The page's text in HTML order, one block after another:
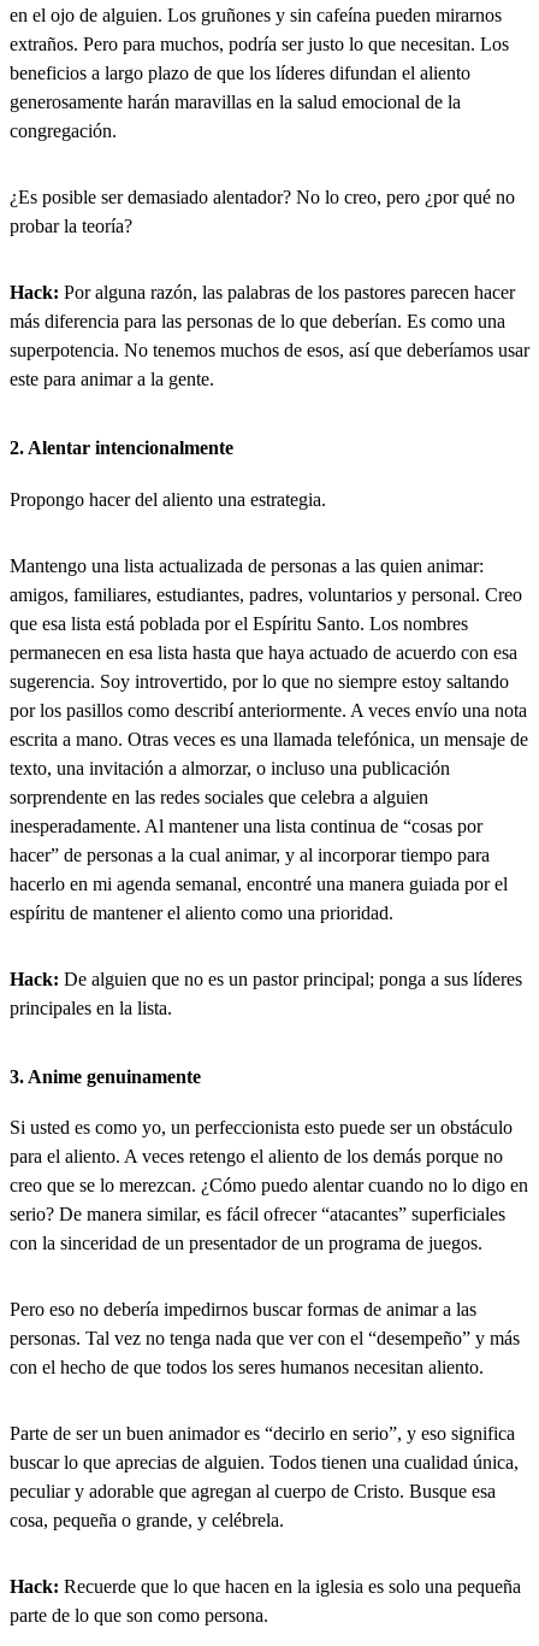
en el ojo de alguien. Los gruñones y sin cafeína pueden mirarnos
extraños. Pero para muchos, podría ser justo lo que necesitan. Los
beneficios a largo plazo de que los líderes difundan el aliento
generosamente harán maravillas en la salud emocional de la
congregación.
¿Es posible ser demasiado alentador? No lo creo, pero ¿por qué no
probar la teoría?
Hack: Por alguna razón, las palabras de los pastores parecen hacer
más diferencia para las personas de lo que deberían. Es como una
superpotencia. No tenemos muchos de esos, así que deberíamos usar
este para animar a la gente.
2. Alentar intencionalmente
Propongo hacer del aliento una estrategia.
Mantengo una lista actualizada de personas a las quien animar:
amigos, familiares, estudiantes, padres, voluntarios y personal. Creo
que esa lista está poblada por el Espíritu Santo. Los nombres
permanecen en esa lista hasta que haya actuado de acuerdo con esa
sugerencia. Soy introvertido, por lo que no siempre estoy saltando
por los pasillos como describí anteriormente. A veces envío una nota
escrita a mano. Otras veces es una llamada telefónica, un mensaje de
texto, una invitación a almorzar, o incluso una publicación
sorprendente en las redes sociales que celebra a alguien
inesperadamente. Al mantener una lista continua de “cosas por
hacer” de personas a la cual animar, y al incorporar tiempo para
hacerlo en mi agenda semanal, encontré una manera guiada por el
espíritu de mantener el aliento como una prioridad.
Hack: De alguien que no es un pastor principal; ponga a sus líderes
principales en la lista.
3. Anime genuinamente
Si usted es como yo, un perfeccionista esto puede ser un obstáculo
para el aliento. A veces retengo el aliento de los demás porque no
creo que se lo merezcan. ¿Cómo puedo alentar cuando no lo digo en
serio? De manera similar, es fácil ofrecer “atacantes” superficiales
con la sinceridad de un presentador de un programa de juegos.
Pero eso no debería impedirnos buscar formas de animar a las
personas. Tal vez no tenga nada que ver con el “desempeño” y más
con el hecho de que todos los seres humanos necesitan aliento.
Parte de ser un buen animador es “decirlo en serio”, y eso significa
buscar lo que aprecias de alguien. Todos tienen una cualidad única,
peculiar y adorable que agregan al cuerpo de Cristo. Busque esa
cosa, pequeña o grande, y celébrela.
Hack: Recuerde que lo que hacen en la iglesia es solo una pequeña
parte de lo que son como persona.